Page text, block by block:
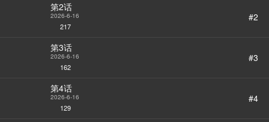
第2话
2026-6-16
217
#2
第3话
2026-6-16
162
#3
第4话
2026-6-16
129
#4